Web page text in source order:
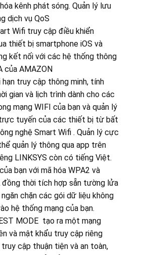
kênh phát sóng. Quản lý lưu
dịch vụ QoS
Wifi truy cập điều khiển
thiết bị smartphone iOS và
kết nối với các hệ thống thông
của AMAZON
hạn truy cập thông minh, tính
gian và lịch trình dành cho các
mạng WIFI của bạn và quản lý
tuyến của các thiết bị từ bất
nghệ Smart Wifi . Quản lý cực
quản lý thông qua app trên
LINKSYS còn có tiếng Việt.
bạn với mã hóa WPA2 và
đồng thời tích hợp sẵn tường lửa
chặn các gói dữ liệu không
hệ thống mạng của bạn.
MODE tạo ra một mạng
và mật khẩu truy cập riêng
cập thuận tiện và an toàn,